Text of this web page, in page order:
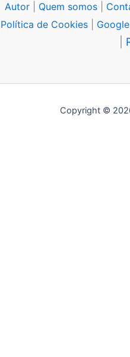
Autor Quem somos
Política de Cookies|
Copyright ©